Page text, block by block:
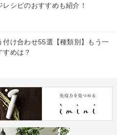
シピのおすすめも紹介！
付け合わせ55選【種類別】もう一
すめは？